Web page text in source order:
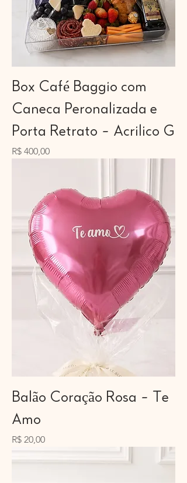
Box Café Baggio com
Caneca Peronalizada e
Porta Retrato - Acrilico G
Preço
R$ 400,00
Balão Coração Rosa - Te
Amo
Preço
R$ 20,00